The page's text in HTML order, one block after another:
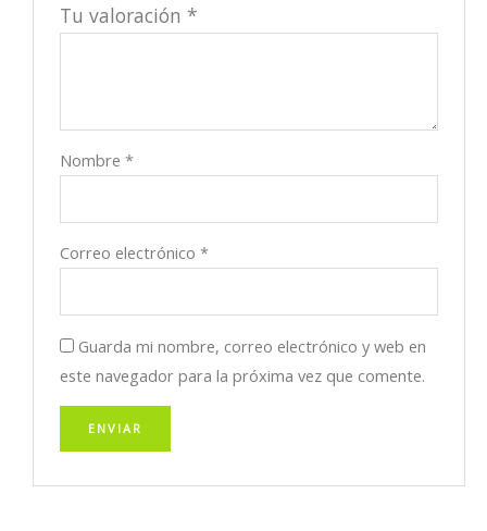
Tu valoración *
Nombre*
Correo electrónico*
Guarda mi nombre, correo electrónico y web en
este navegador para la próxima vez que comente.